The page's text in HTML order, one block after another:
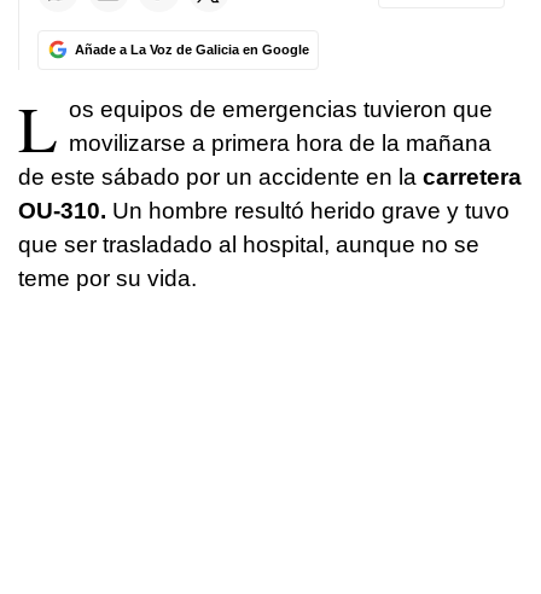
Añade a La Voz de Galicia en Google
L os equipos de emergencias tuvieron que
movilizarse a primera hora de la mañana
de este sábado por un accidente en la carretera
OU-310. Un hombre resultó herido grave y tuvo
que ser trasladado al hospital, aunque no se
teme por su vida.